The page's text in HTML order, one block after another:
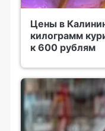
Цены в
килограмм
к 600 рублям